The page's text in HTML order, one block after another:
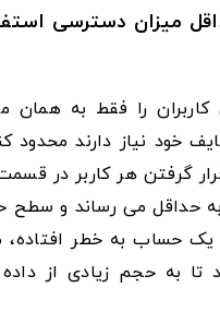
را فقط به همان
خود نیاز دارند محدود
گرفتن هر کاربر در
حداقل می رساند و سطح
حساب به خطر افتاده،
تا به حجم زیادی از